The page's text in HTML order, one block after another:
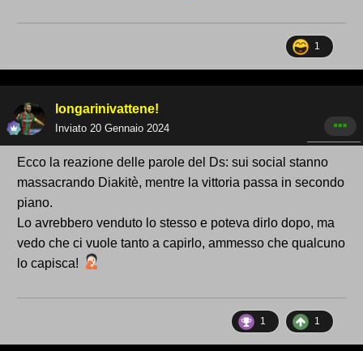
1
longarinivattene!
Inviato 20 Gennaio 2024
Ecco la reazione delle parole del Ds: sui social stanno
massacrando Diakitè, mentre la vittoria passa in secondo
piano.
Lo avrebbero venduto lo stesso e poteva dirlo dopo, ma
vedo che ci vuole tanto a capirlo, ammesso che qualcuno
lo capisca!
1 1